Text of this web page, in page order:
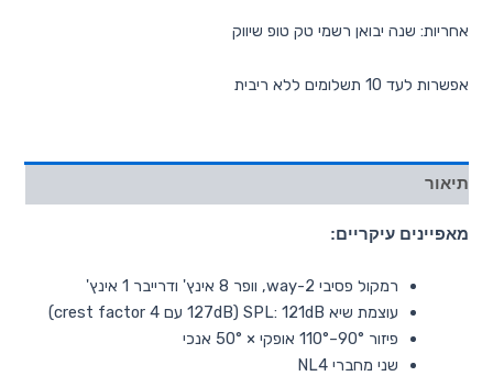
אחריות: שנה יבואן רשמי טק טופ שיווק
אפשרות לעד 10 תשלומים ללא ריבית
תיאור
מאפיינים עיקריים:
רמקול פסיבי 2-way, וופר 8 אינץ' ודרייבר 1 אינץ'
עוצמת שיא SPL: ‎121dB (‎127dB עם crest factor 4)
פיזור 90°–110° אופקי × 50° אנכי
שני מחברי NL4